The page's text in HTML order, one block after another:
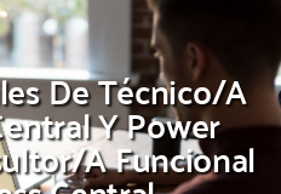
De Técnico/a
Y Power
a Funcional